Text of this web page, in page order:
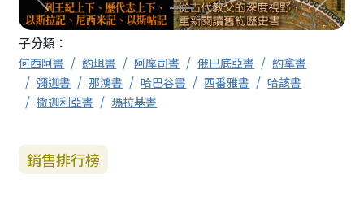
Previous Next
子分類：
何西阿書 約珥書 阿摩司書 俄巴底亞書
約拿書
彌迦書
那鴻書 哈巴谷書 西番雅書
哈該書
撒迦利亞書
瑪拉基書
銷售排行榜